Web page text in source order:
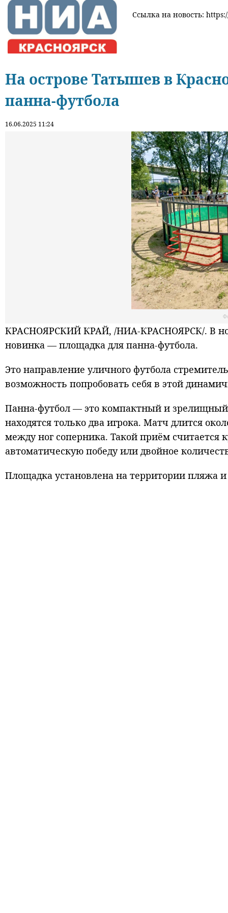
Ссылка на новость:
На острове Татышев в
панна-футбола
16.06.2025 11:24
КРАСНОЯРСКИЙ КРАЙ, /НИА-КРАСНОЯРСК/. В
новинка — площадка для панна-футбола.
Это направление уличного футбола
возможность попробовать себя в этой
Панна-футбол — это компактный и
находятся только два игрока. Матч длится
между ног соперника. Такой приём
автоматическую победу или двойное
Площадка установлена на территории пляжа